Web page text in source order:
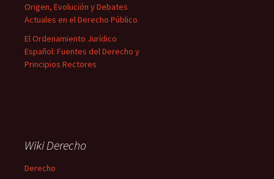
Origen, Evolución y Debates
Actuales en el Derecho Público
El Ordenamiento Jurídico
Español: Fuentes del Derecho y
Principios Rectores
Wiki Derecho
Derecho